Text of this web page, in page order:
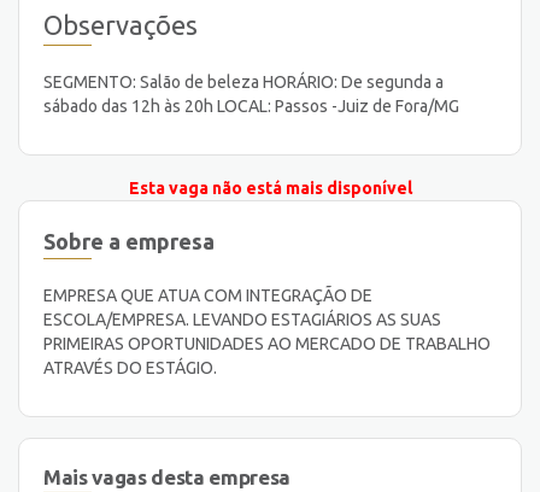
Observações
SEGMENTO: Salão de beleza HORÁRIO: De segunda a
sábado das 12h às 20h LOCAL: Passos -Juiz de Fora/MG
Esta vaga não está mais disponível
Sobre a empresa
EMPRESA QUE ATUA COM INTEGRAÇÃO DE
ESCOLA/EMPRESA. LEVANDO ESTAGIÁRIOS AS SUAS
PRIMEIRAS OPORTUNIDADES AO MERCADO DE TRABALHO
ATRAVÉS DO ESTÁGIO.
Mais vagas desta empresa